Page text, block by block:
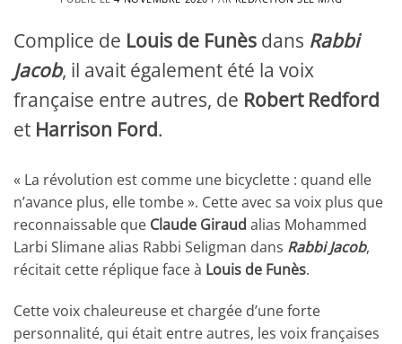
Complice de Louis de Funès dans Rabbi
Jacob, il avait également été la voix
française entre autres, de Robert Redford
et Harrison Ford.
« La révolution est comme une bicyclette : quand elle
n’avance plus, elle tombe ». Cette avec sa voix plus que
reconnaissable que Claude Giraud alias Mohammed
Larbi Slimane alias Rabbi Seligman dans Rabbi Jacob,
récitait cette réplique face à Louis de Funès.
Cette voix chaleureuse et chargée d’une forte
personnalité, qui était entre autres, les voix françaises